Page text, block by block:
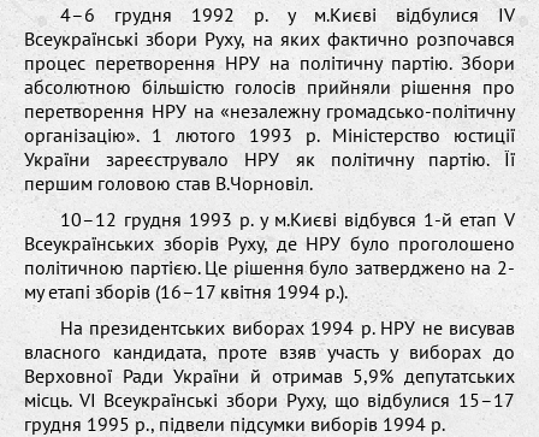
4–6 грудня 1992 р. у м.Києві відбулися ІV
Всеукраїнські збори Руху, на яких фактично розпочався
процес перетворення НРУ на політичну партію. Збори
абсолютною більшістю голосів прийняли рішення про
перетворення НРУ на «незалежну громадсько-політичну
організацію». 1 лютого 1993 р. Міністерство юстиції
України зареєструвало НРУ як політичну партію. Її
першим головою став В.Чорновіл.
10–12 грудня 1993 р. у м.Києві відбувся 1-й етап V
Всеукраїнських зборів Руху, де НРУ було проголошено
політичною партією. Це рішення було затверджено на 2-
му етапі зборів (16–17 квітня 1994 р.).
На президентських виборах 1994 р. НРУ не висував
власного кандидата, проте взяв участь у виборах до
Верховної Ради України й отримав 5,9% депутатських
місць. VІ Всеукраїнські збори Руху, що відбулися 15–17
грудня 1995 р., підвели підсумки виборів 1994 р.